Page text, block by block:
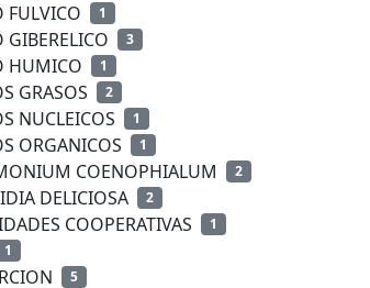
FULVICO 1
GIBERELICO 3
HUMICO 1
GRASOS 2
NUCLEICOS 1
ORGANICOS 1
COENOPHIALUM 2
DELICIOSA 2
COOPERATIVAS 1
1
5